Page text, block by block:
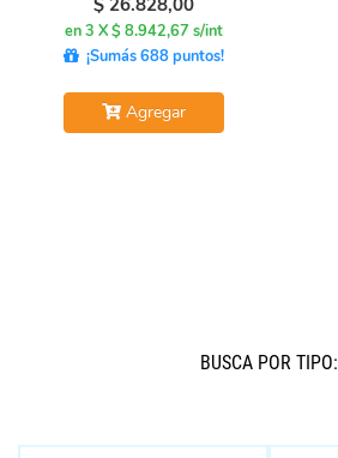
en 3 X $ 8.942,67 s/int
¡Sumás 688 puntos!
Agregar
BUSCÁ POR TIPO: